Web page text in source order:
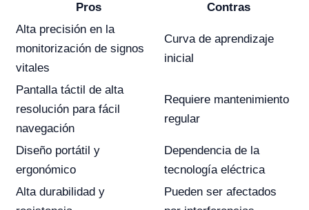
Pros
Contras
Alta precisión en la
monitorización de signos
vitales
Curva de aprendizaje
inicial
Pantalla táctil de alta
resolución para fácil
navegación
Requiere mantenimiento
regular
Diseño portátil y
ergonómico
Dependencia de la
tecnología eléctrica
Alta durabilidad y
Pueden ser afectados